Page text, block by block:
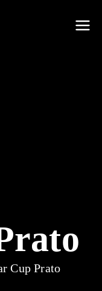
Cup Prato